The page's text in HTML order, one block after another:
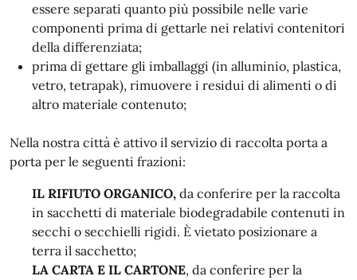
essere separati quanto più possibile nelle varie
componenti prima di gettarle nei relativi contenitori
della differenziata;
prima di gettare gli imballaggi (in alluminio, plastica,
vetro, tetrapak), rimuovere i residui di alimenti o di
altro materiale contenuto;
Nella nostra città è attivo il servizio di raccolta porta a
porta per le seguenti frazioni:
IL RIFIUTO ORGANICO, da conferire per la raccolta
in sacchetti di materiale biodegradabile contenuti in
secchi o secchielli rigidi. È vietato posizionare a
terra il sacchetto;
LA CARTA E IL CARTONE, da conferire per la